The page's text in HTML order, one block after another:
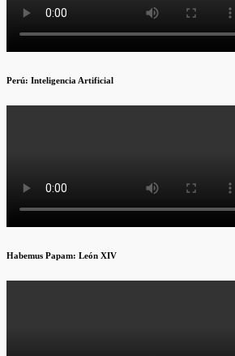
Perú: Inteligencia Artificial
Habemus Papam: León XIV